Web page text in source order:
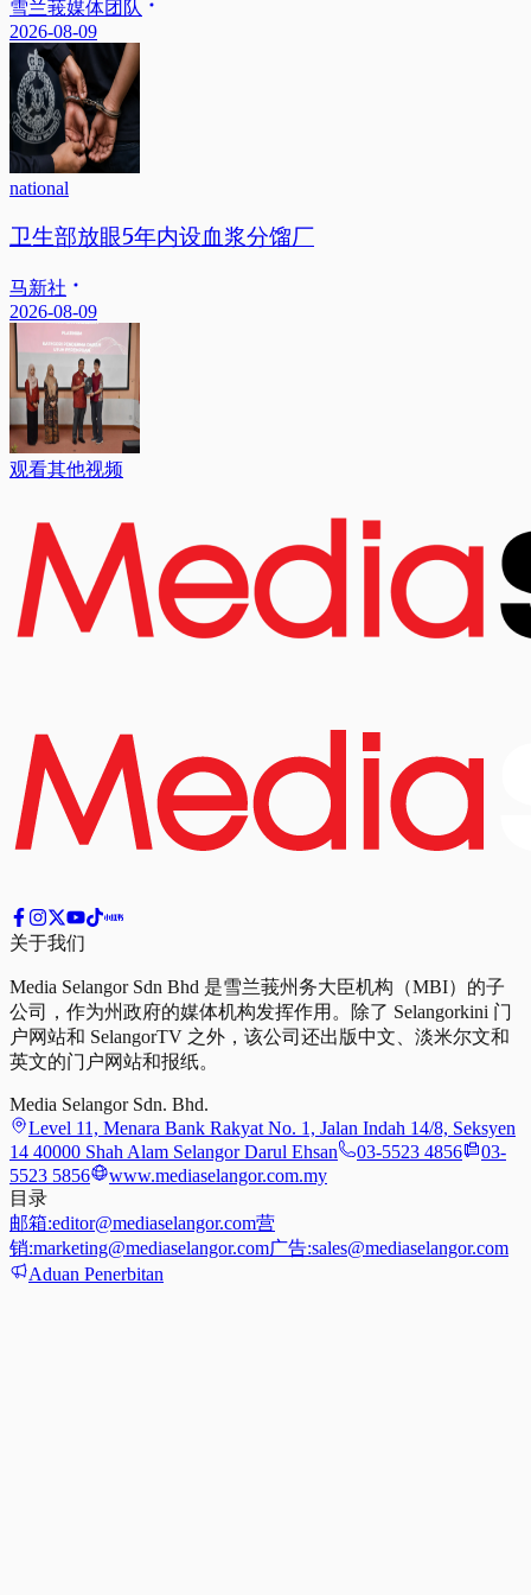
雪兰莪媒体团队
2026-08-09
national
卫生部放眼5年内设血浆分馏厂
马新社
2026-08-09
观看其他视频
关于我们
Media Selangor Sdn Bhd 是雪兰莪州务大臣机构（MBI）的子
公司，作为州政府的媒体机构发挥作用。除了 Selangorkini 门
户网站和 SelangorTV 之外，该公司还出版中文、淡米尔文和
英文的门户网站和报纸。
Media Selangor Sdn. Bhd.
Level 11, Menara Bank Rakyat No. 1, Jalan Indah 14/8, Seksyen
14 40000 Shah Alam Selangor Darul Ehsan
03-5523 4856
03-
5523 5856
www.mediaselangor.com.my
目录
邮箱:editor@mediaselangor.com营
销:marketing@mediaselangor.com广告:sales@mediaselangor.com
Aduan Penerbitan